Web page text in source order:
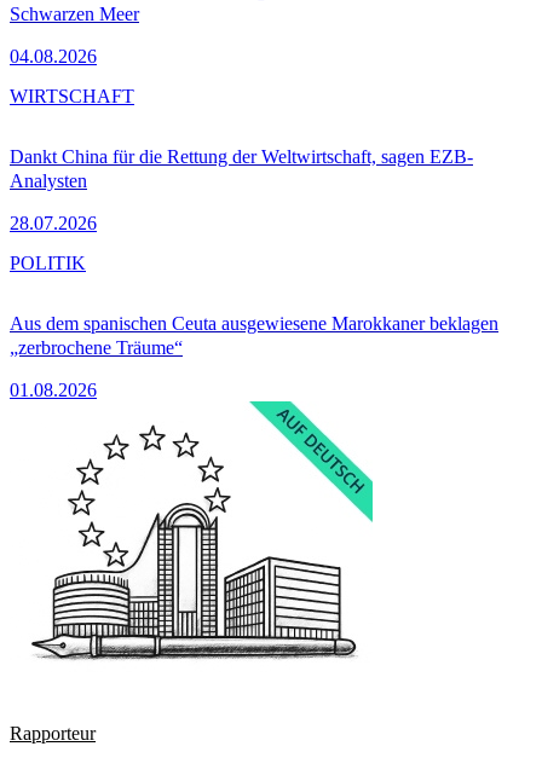
Schwarzen Meer
04.08.2026
Dankt China für die Rettung der Weltwirtschaft, sagen EZB-
Analysten
28.07.2026
WIRTSCHAFT
Aus dem spanischen Ceuta ausgewiesene Marokkaner beklagen
„zerbrochene Träume“
01.08.2026
POLITIK
Rapporteur